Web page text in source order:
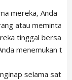
mereka, Anda
atau meminta
tinggal bersa
menemukan t
selama sat